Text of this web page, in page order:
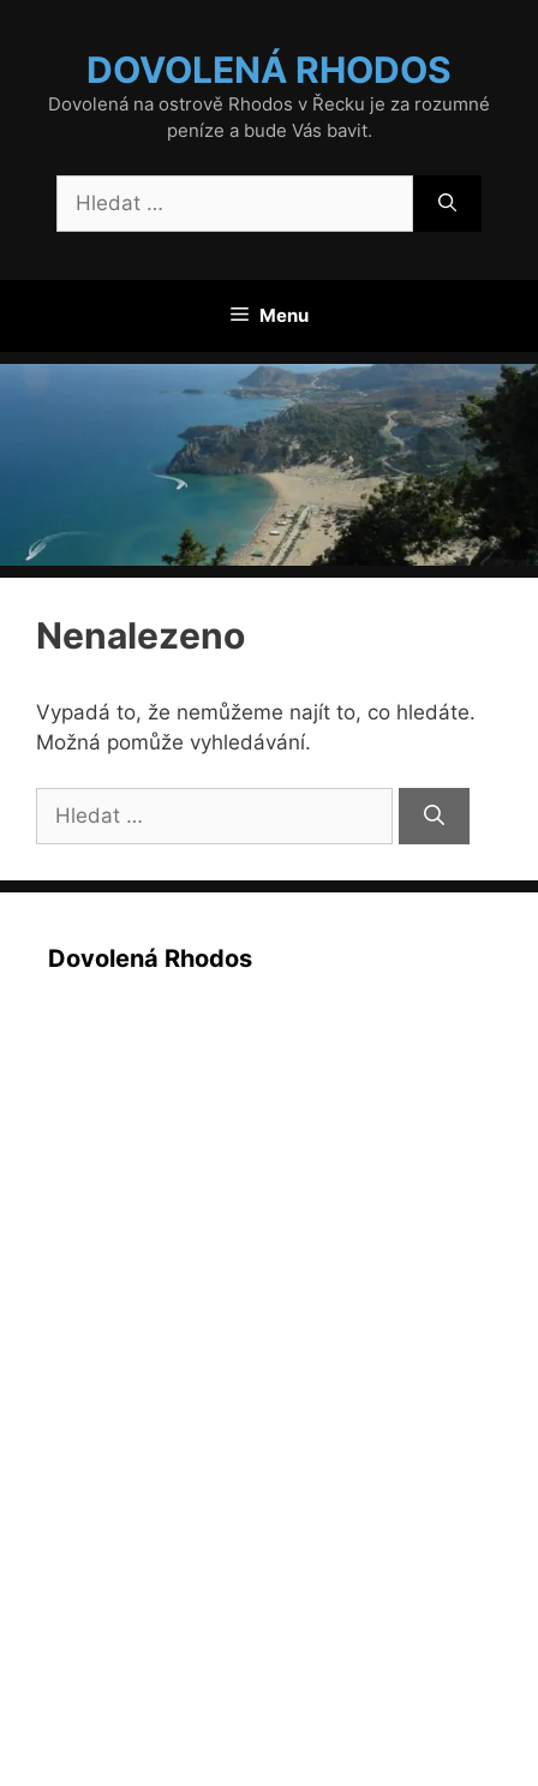
DOVOLENÁ RHODOS
Dovolená na ostrově Rhodos v Řecku je za rozumné
peníze a bude Vás bavit.
Menu
Nenalezeno
Vypadá to, že nemůžeme najít to, co hledáte.
Možná pomůže vyhledávání.
Hledat:
Dovolená Rhodos